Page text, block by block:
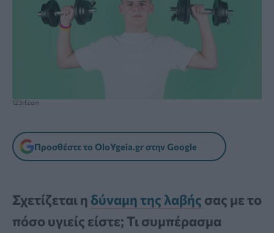
123rf.com
Προσθέστε το OloYgeia.gr στην Google
Σχετίζεται η δύναμη της λαβής σας με το
πόσο υγιείς είστε; Τι συμπέρασμα